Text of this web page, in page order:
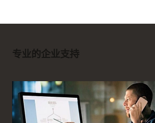
专业的企业支持